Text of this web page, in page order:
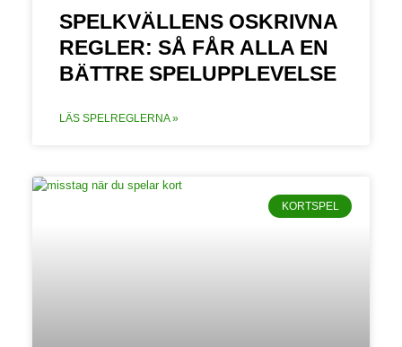
SPELKVÄLLENS OSKRIVNA
REGLER: SÅ FÅR ALLA EN
BÄTTRE SPELUPPLEVELSE
LÄS SPELREGLERNA »
KORTSPEL